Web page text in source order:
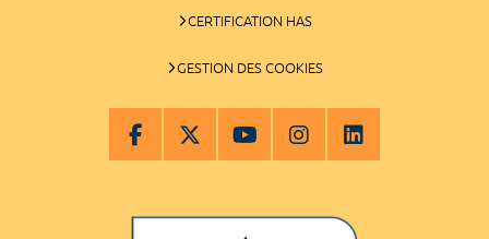
CERTIFICATION HAS
GESTION DES COOKIES